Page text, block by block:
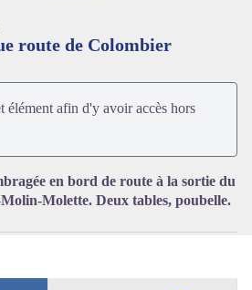
route de Colombier
élément afin d'y avoir accès hors
en bord de route à la sortie du
Molette. Deux tables, poubelle.